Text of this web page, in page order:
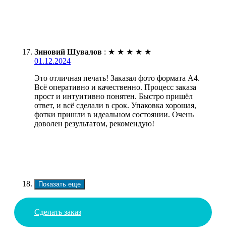
Зиновий Шувалов : ★ ★ ★ ★ ★
01.12.2024
Это отличная печать! Заказал фото формата А4.
Всё оперативно и качественно. Процесс заказа
прост и интуитивно понятен. Быстро пришёл
ответ, и всё сделали в срок. Упаковка хорошая,
фотки пришли в идеальном состоянии. Очень
доволен результатом, рекомендую!
Показать еще
Сделать заказ